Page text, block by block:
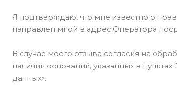
Я подтверждаю, что мне известно о
направлен мной в адрес Оператора
В случае моего отзыва согласия на
наличии оснований, указанных в пунктах
данных».